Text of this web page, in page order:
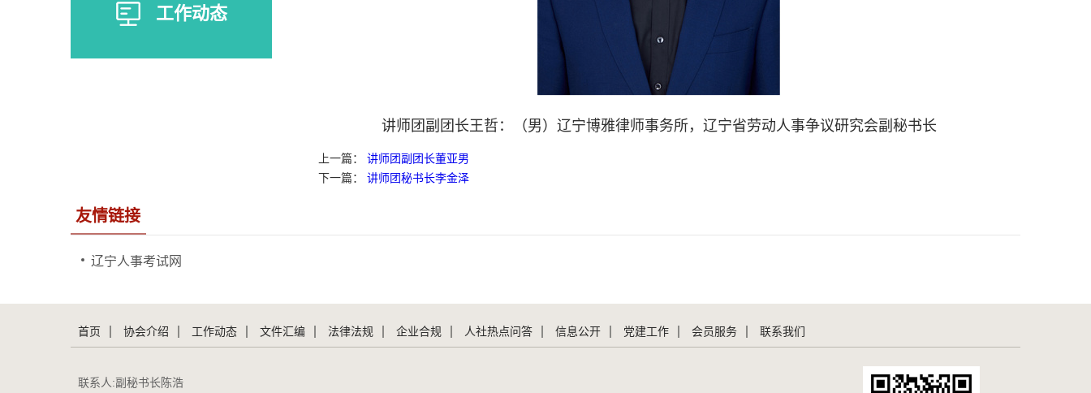
工作动态
讲师团副团长王哲：（男）辽宁博雅律师事务所，辽宁省劳动人事争议研究会副秘书长
上一篇： 讲师团副团长董亚男
下一篇： 讲师团秘书长李金泽
友情链接
辽宁人事考试网
首页 协会介绍 工作动态 文件汇编 法律法规 企业合规 人社热点问答 信息公开 党建工作 会员服务 联系我们
联系人:副秘书长陈浩